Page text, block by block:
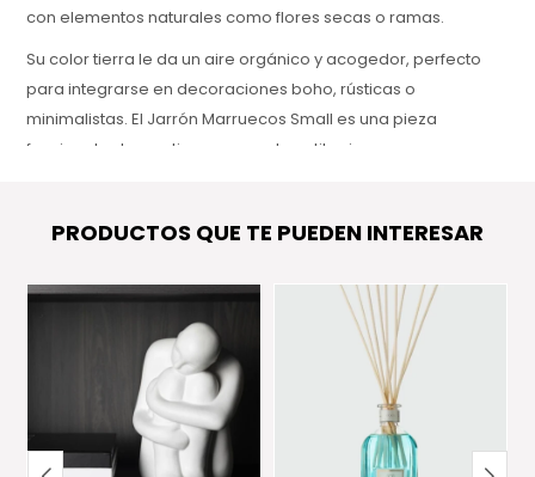
con elementos naturales como flores secas o ramas.
Su color tierra le da un aire orgánico y acogedor, perfecto
para integrarse en decoraciones boho, rústicas o
minimalistas. El Jarrón Marruecos Small es una pieza
funcional y decorativa que aporta estilo sin ocupar
PRODUCTOS QUE TE PUEDEN INTERESAR